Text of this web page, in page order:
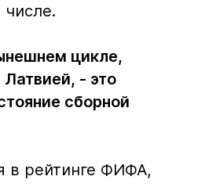
цикле,
- это
сборной
в рейтинге ФИФА,